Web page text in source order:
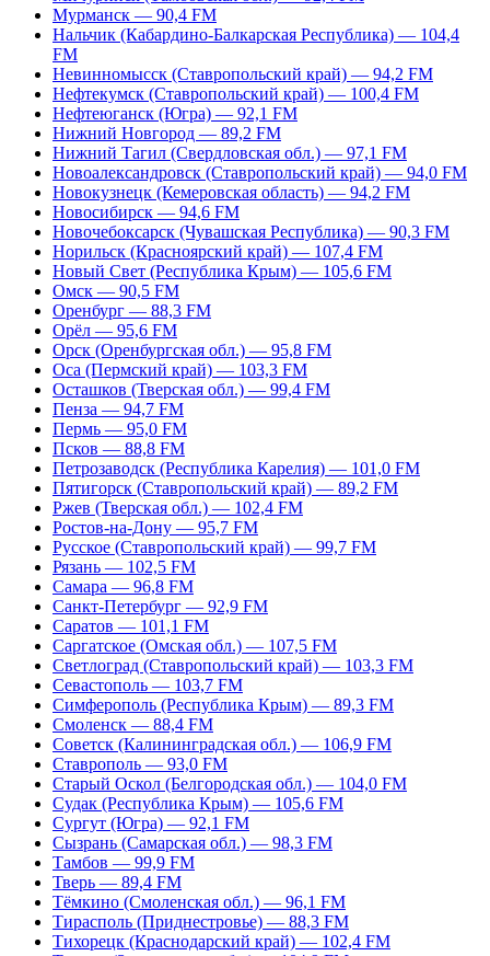
Мурманск — 90,4 FM
Нальчик (Кабардино-Балкарская Республика) — 104,4
FM
Невинномысск (Ставропольский край) — 94,2 FM
Нефтекумск (Ставропольский край) — 100,4 FM
Нефтеюганск (Югра) — 92,1 FM
Нижний Новгород — 89,2 FM
Нижний Тагил (Свердловская обл.) — 97,1 FM
Новоалександровск (Ставропольский край) — 94,0 FM
Новокузнецк (Кемеровская область) — 94,2 FM
Новосибирск — 94,6 FM
Новочебоксарск (Чувашская Республика) — 90,3 FM
Норильск (Красноярский край) — 107,4 FM
Новый Свет (Республика Крым) — 105,6 FM
Омск — 90,5 FM
Оренбург — 88,3 FM
Орёл — 95,6 FM
Орск (Оренбургская обл.) — 95,8 FM
Оса (Пермский край) — 103,3 FM
Осташков (Тверская обл.) — 99,4 FM
Пенза — 94,7 FM
Пермь — 95,0 FM
Псков — 88,8 FM
Петрозаводск (Республика Карелия) — 101,0 FM
Пятигорск (Ставропольский край) — 89,2 FM
Ржев (Тверская обл.) — 102,4 FM
Ростов-на-Дону — 95,7 FM
Русское (Ставропольский край) — 99,7 FM
Рязань — 102,5 FM
Самара — 96,8 FM
Санкт-Петербург — 92,9 FM
Саратов — 101,1 FM
Саргатское (Омская обл.) — 107,5 FM
Светлоград (Ставропольский край) — 103,3 FM
Севастополь — 103,7 FM
Симферополь (Республика Крым) — 89,3 FM
Смоленск — 88,4 FM
Советск (Калининградская обл.) — 106,9 FM
Ставрополь — 93,0 FM
Старый Оскол (Белгородская обл.) — 104,0 FM
Судак (Республика Крым) — 105,6 FM
Сургут (Югра) — 92,1 FM
Сызрань (Самарская обл.) — 98,3 FM
Тамбов — 99,9 FM
Тверь — 89,4 FM
Тёмкино (Смоленская обл.) — 96,1 FM
Тирасполь (Приднестровье) — 88,3 FM
Тихорецк (Краснодарский край) — 102,4 FM